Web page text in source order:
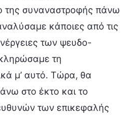
της συναναστροφής πάνω
κάποιες από τις
των ψευδο-
τη
μ’ αυτό. Τώρα, θα
στο έκτο και το
των επικεφαλής